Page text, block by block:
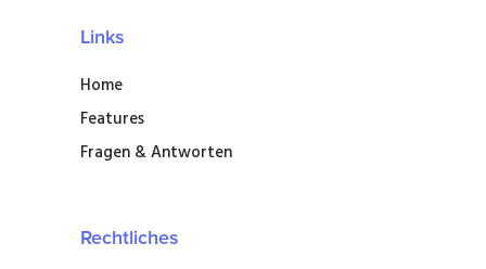
Links
Home
Features
Fragen & Antworten
Rechtliches